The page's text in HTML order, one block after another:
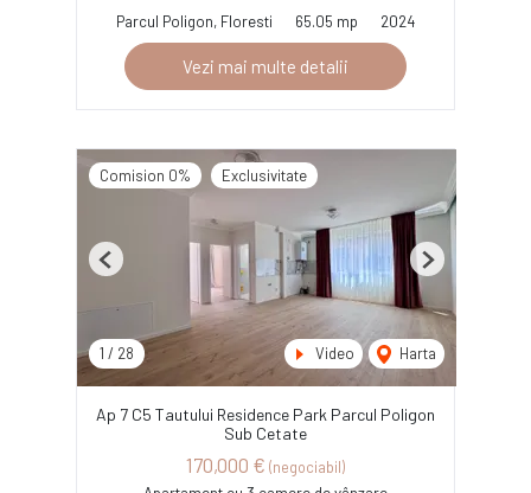
Parcul Poligon, Floresti 65.05 mp 2024
Vezi mai multe detalii
Comision 0% Exclusivitate
1 / 28 Video Harta
Previous Next
Ap 7 C5 Tautului Residence Park Parcul Poligon
Sub Cetate
170,000 € (negociabil)